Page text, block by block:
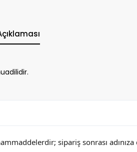
sipariş sonrası